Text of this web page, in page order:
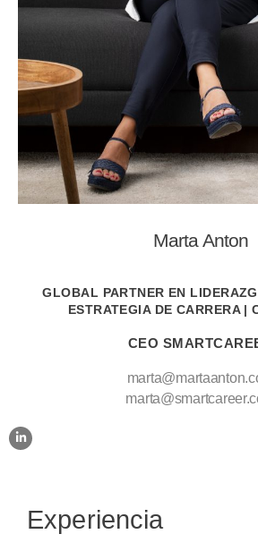
Marta Anton
GLOBAL PARTNER EN
ESTRATEGIA DE CARRERA |
CEO
Experiencia